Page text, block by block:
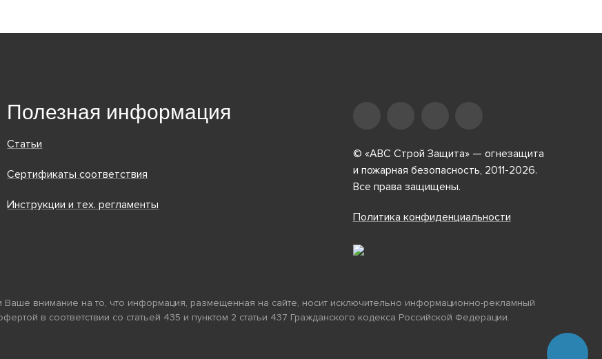
Полезная информация
Статьи
Сертификаты соответствия
Инструкции и тех. регламенты
© «АВС Строй Защита» — огнезащита
и пожарная безопасность, 2011-2026.
Все права защищены.
Политика конфиденциальности
внимание на то, что информация, размещенная на сайте, носит исключительно информационно-рекламный
в соответствии со статьей 435 и пунктом 2 статьи 437 Гражданского кодекса Российской Федерации.